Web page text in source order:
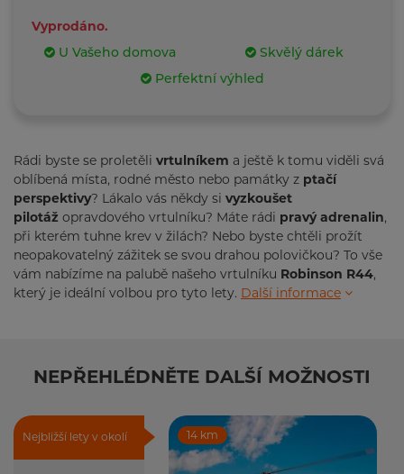
Vyprodáno.
U Vašeho domova
Skvělý dárek
Perfektní výhled
Rádi byste se proletěli vrtulníkem a ještě k tomu viděli svá
oblíbená místa, rodné město nebo památky z ptačí
perspektivy? Lákalo vás někdy si vyzkoušet
pilotáž opravdového vrtulníku? Máte rádi pravý adrenalin,
při kterém tuhne krev v žilách? Nebo byste chtěli prožít
neopakovatelný zážitek se svou drahou polovičkou? To vše
vám nabízíme na palubě našeho vrtulníku Robinson R44,
který je ideální volbou pro tyto lety. Další informace
NEPŘEHLÉDNĚTE DALŠÍ MOŽNOSTI
Nejbližší lety v okolí 14 km